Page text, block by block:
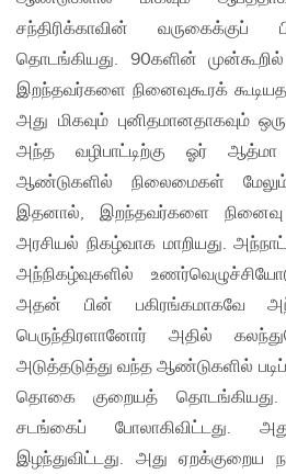
சந்திரிக்காவின்
தொடங்கியது. 90களின்
இறந்தவர்களை நினைவுகூரக்
அது மிகவும் புனிதமானதாகவும்
அந்த வழிபாட்டிற்கு ஓர்
ஆண்டுகளில் நிலைமைகள்
இதனால், இறந்தவர்களை
அரசியல் நிகழ்வாக மாறியது.
அந்நிகழ்வுகளில்
அதன் பின் பகிரங்கமாகவே
பெருந்திரளானோர் அதில்
அடுத்தடுத்து வந்த ஆண்டுகளில்
தொகை குறையத் தொடங்கியது.
சடங்கைப்
இழந்துவிட்டது. அது ஏறக்குறைய